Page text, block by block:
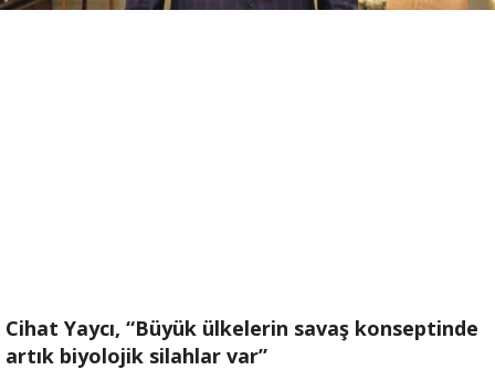
Cihat Yaycı, “Büyük ülkelerin savaş konseptinde
artık biyolojik silahlar var”